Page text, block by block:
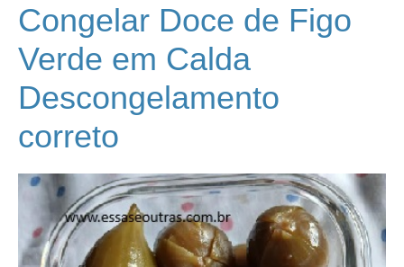
Congelar Doce de Figo
Verde em Calda
Descongelamento
correto